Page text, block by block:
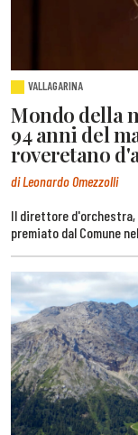
VALLAGARINA
Mondo della
94 anni del
roveretano
di Leonardo Omezzolli
Il direttore d'orchestra,
premiato dal Comune